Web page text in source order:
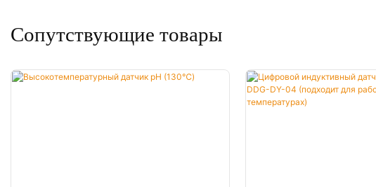
Сопутствующие товары